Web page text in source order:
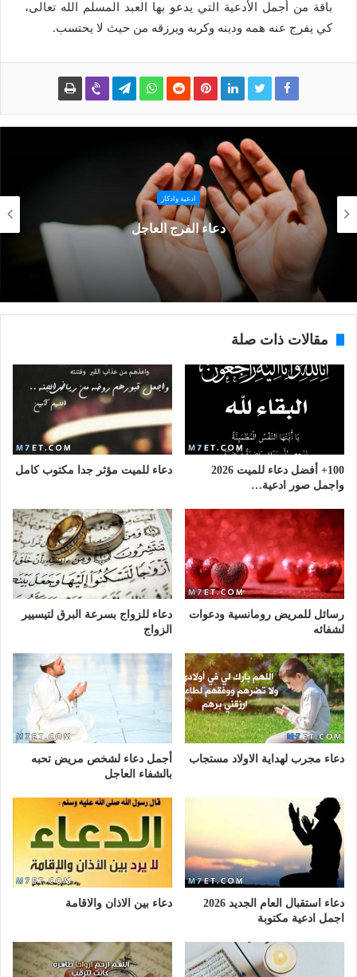
باقة من أجمل الأدعية التي يدعو بها العبد المسلم الله تعالى،
كي يفرج عنه همه ودينه وكربه ويرزقه من حيث لا يحتسب.
ادعية واذكار
دعاء الفرج العاجل
مقالات ذات صلة
100+ أفضل دعاء للميت 2026
واجمل صور ادعية…
دعاء للميت مؤثر جدا مكتوب كامل
رسائل للمريض رومانسية ودعوات
لشفائه
دعاء للزواج بسرعة البرق لتيسيير
الزواج
دعاء مجرب لهداية الاولاد مستجاب
أجمل دعاء لشخص مريض تحبه
بالشفاء العاجل
دعاء استقبال العام الجديد 2026
اجمل ادعية مكتوبة
دعاء بين الاذان والاقامة